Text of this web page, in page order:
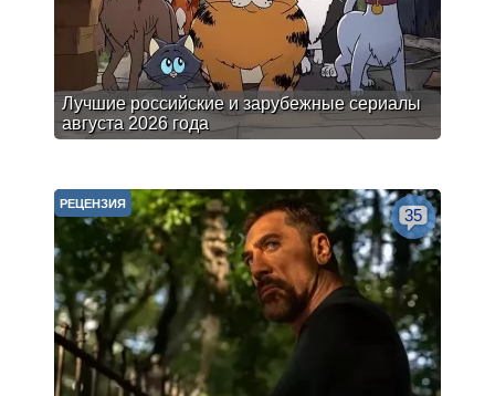
Лучшие российские и зарубежные сериалы
августа 2026 года
РЕЦЕНЗИЯ
35